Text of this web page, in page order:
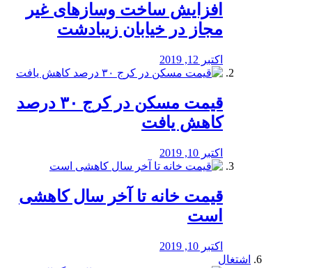
افزایش ساخت وسازهای غیر
مجاز در خیابان زیبادشت
اکتبر 12, 2019
️قیمت مسکن در کرج ۳۰ درصد
کاهش یافت
اکتبر 10, 2019
قیمت خانه تا آخر سال کاهشی
است
اکتبر 10, 2019
اشتغال